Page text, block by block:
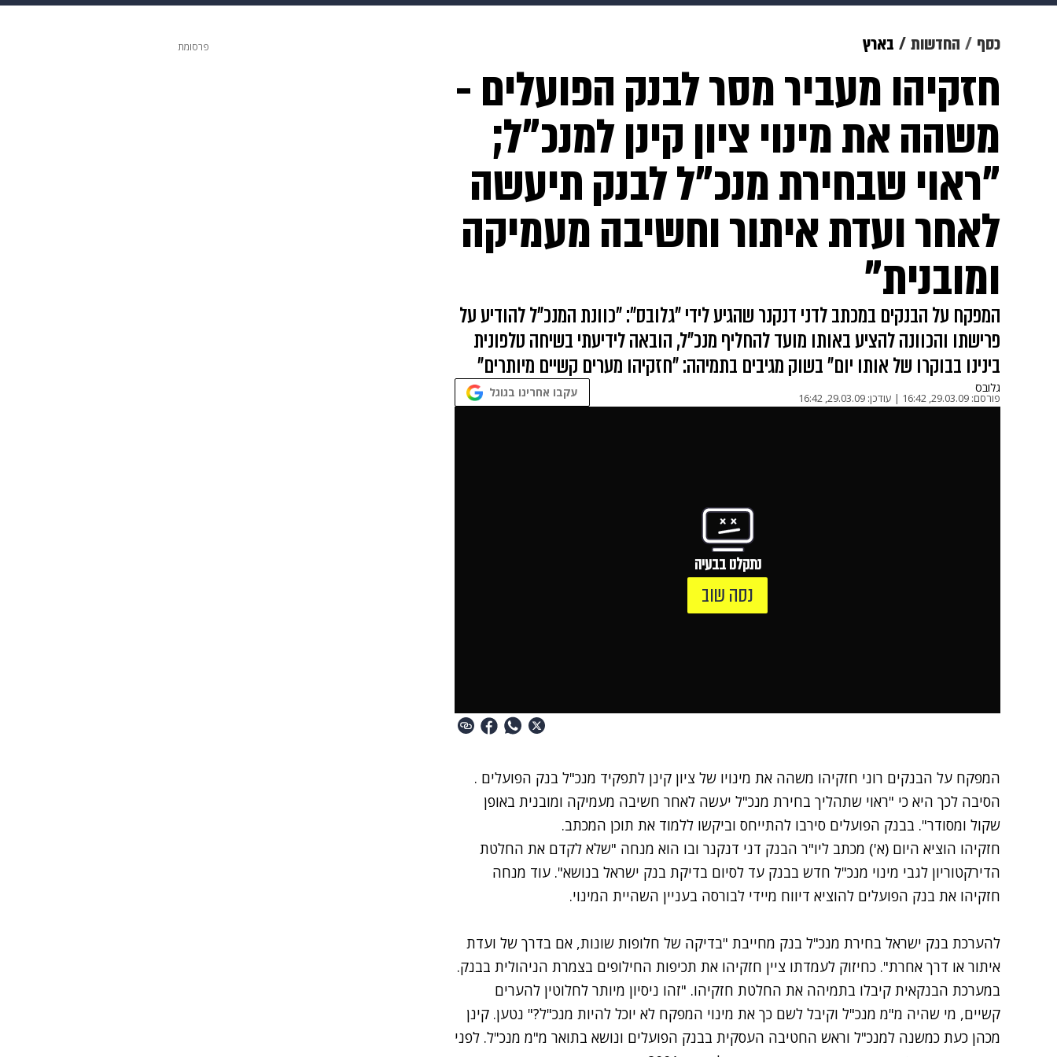
תרבות
ויוה משפט תשעה חודשים מתכונים פרויקטים מיוחדים
כסף החדשות בארץ
חזקיהו מעביר מסר לבנק הפועלים -
משהה את מינוי ציון קינן למנכ"ל;
"ראוי שבחירת מנכ"ל לבנק תיעשה
לאחר ועדת איתור וחשיבה מעמיקה
ומובנית"
המפקח על הבנקים במכתב לדני דנקנר שהגיע לידי "גלובס": "כוונת המנכ"ל להודיע על
פרישתו והכוונה להציע באותו מועד להחליף מנכ"ל, הובאה לידיעתי בשיחה טלפונית
בינינו בבוקרו של אותו יום" בשוק מגיבים בתמיהה: "חזקיהו מערים קשיים מיותרים"
גלובס
פורסם: 29.03.09, 16:42
| עודכן: 29.03.09, 16:42 עקבו אחרינו בגוגל
נתקלנו בבעיה
נסה שוב
המפקח על הבנקים רוני חזקיהו משהה את מינויו של ציון קינן לתפקיד מנכ"ל בנק הפועלים .
הסיבה לכך היא כי "ראוי שתהליך בחירת מנכ"ל יעשה לאחר חשיבה מעמיקה ומובנית באופן
שקול ומסודר". בבנק הפועלים סירבו להתייחס וביקשו ללמוד את תוכן המכתב.
חזקיהו הוציא היום (א') מכתב ליו"ר הבנק דני דנקנר ובו הוא מנחה "שלא לקדם את החלטת
הדירקטוריון לגבי מינוי מנכ"ל חדש בבנק עד לסיום בדיקת בנק ישראל בנושא". עוד מנחה
חזקיהו את בנק הפועלים להוציא דיווח מיידי לבורסה בעניין השהיית המינוי.
להערכת בנק ישראל בחירת מנכ"ל בנק מחייבת "בדיקה של חלופות שונות, אם בדרך של ועדת
איתור או דרך אחרת". כחיזוק לעמדתו ציין חזקיהו את תכיפות החילופים בצמרת הניהולית בבנק.
במערכת הבנקאית קיבלו בתמיהה את החלטת חזקיהו. "זהו ניסיון מיותר לחלוטין להערים
קשיים, מי שהיה מ"מ מנכ"ל וקיבל לשם כך את מינוי המפקח לא יוכל להיות מנכ"ל?" נטען. קינן
מכהן כעת כמשנה למנכ"ל וראש החטיבה העסקית בבנק הפועלים ונושא בתואר מ"מ מנכ"ל. לפני
פרסומת